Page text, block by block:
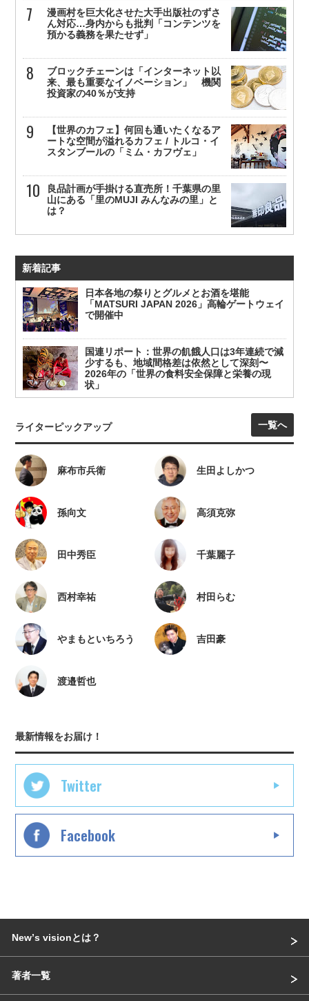
漫画村を巨大化させた大手出版社のずさ
ん対応…身内からも批判「コンテンツを
預かる義務を果たせず」
ブロックチェーンは「インターネット以
来、最も重要なイノベーション」 機関
投資家の40％が支持
【世界のカフェ】何回も通いたくなるア
ートな空間が溢れるカフェ / トルコ・イ
スタンブールの「ミム・カフヴェ」
良品計画が手掛ける直売所！千葉県の里
山にある「里のMUJI みんなみの里」と
は？
新着記事
日本各地の祭りとグルメとお酒を堪能
「MATSURI JAPAN 2026」高輪ゲートウェイ
で開催中
国連リポート：世界の飢餓人口は3年連続で減
少するも、地域間格差は依然として深刻〜
2026年の「世界の食料安全保障と栄養の現
状」
ライターピックアップ 一覧へ
麻布市兵衛 生田よしかつ
孫向文 高須克弥
田中秀臣 千葉麗子
西村幸祐 村田らむ
やまもといちろう 吉田豪
渡邉哲也
最新情報をお届け！
Twitter
Facebook
Newʼs visionとは？
著者一覧